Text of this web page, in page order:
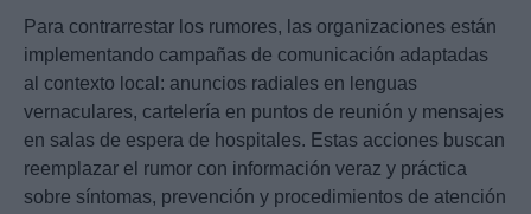
Para contrarrestar los rumores, las organizaciones están
implementando campañas de comunicación adaptadas
al contexto local: anuncios radiales en lenguas
vernaculares, cartelería en puntos de reunión y mensajes
en salas de espera de hospitales. Estas acciones buscan
reemplazar el rumor con información veraz y práctica
sobre síntomas, prevención y procedimientos de atención